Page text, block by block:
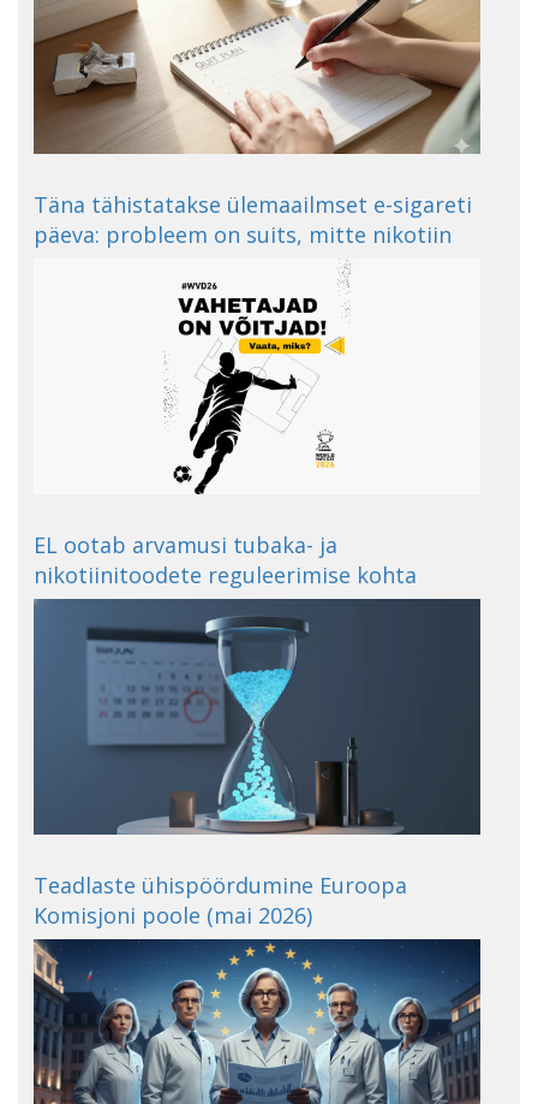
Täna tähistatakse ülemaailmset e-sigareti
päeva: probleem on suits, mitte nikotiin
EL ootab arvamusi tubaka- ja
nikotiinitoodete reguleerimise kohta
Teadlaste ühispöördumine Euroopa
Komisjoni poole (mai 2026)